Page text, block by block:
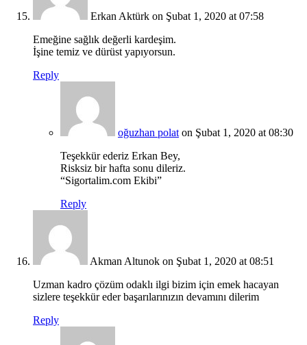
Erkan Aktürk on Şubat 1, 2020 at 07:58
Emeğine sağlık değerli kardeşim.
İşine temiz ve dürüst yapıyorsun.
Reply
oğuzhan polat on Şubat 1, 2020 at 08:30
Teşekkür ederiz Erkan Bey,
Risksiz bir hafta sonu dileriz.
“Sigortalim.com Ekibi”
Reply
Akman Altunok on Şubat 1, 2020 at 08:51
Uzman kadro çözüm odaklı ilgi bizim için emek hacayan
sizlere teşekkür eder başarılarınızın devamını dilerim
Reply